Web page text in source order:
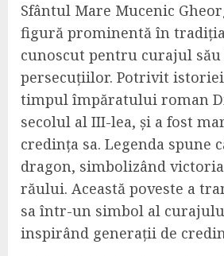
Sfântul Mare Mucenic
figură prominentă în
cunoscut pentru curajul
persecuțiilor. Potrivit
timpul împăratului roman
secolul al III-lea, și a fost
credința sa. Legenda spune
dragon, simbolizând
răului. Această poveste a
sa într-un simbol al
inspirând generații de